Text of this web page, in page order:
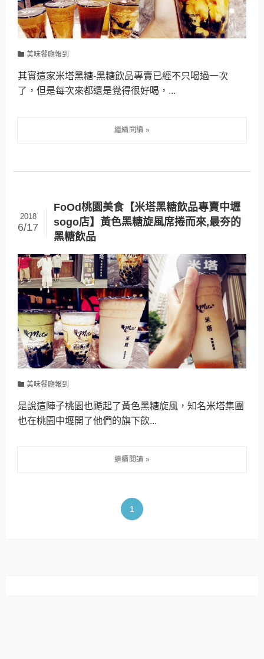
美味餐廳報到
其實這家米塔黑糖-黑糖飲品專賣已經不只喝過一次
了，但是每次來都還是覺得很好喝，...
FoOd桃園美食【米塔黑糖飲品專賣中壢
sogo店】黃色黑糖旋風席捲而來,最夯的
黑糖飲品
2018
6/17
美味餐廳報到
是說這陣子桃園也颳起了黃色黑糖旋風，知名米塔集團
也在桃園中壢開了他們的旗下飲...
1